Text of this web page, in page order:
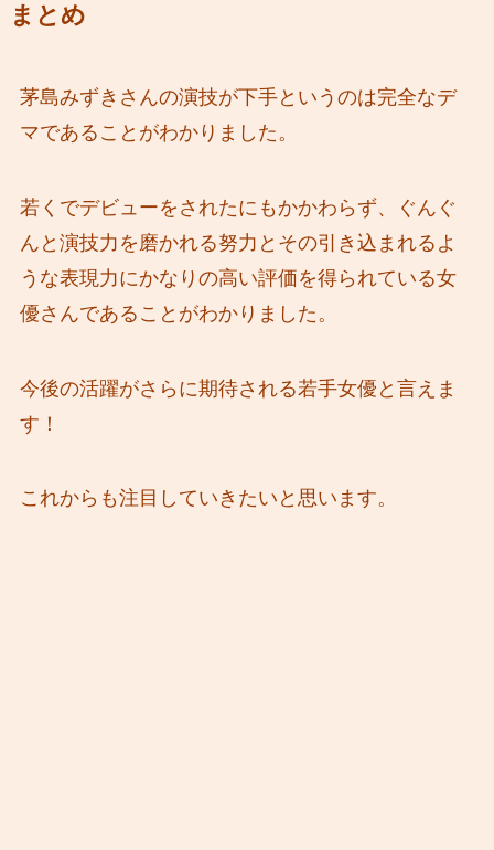
まとめ
茅島みずきさんの演技が下手というのは完全なデ
マであることがわかりました。
若くでデビューをされたにもかかわらず、ぐんぐ
んと演技力を磨かれる努力とその引き込まれるよ
うな表現力にかなりの高い評価を得られている女
優さんであることがわかりました。
今後の活躍がさらに期待される若手女優と言えま
す！
これからも注目していきたいと思います。